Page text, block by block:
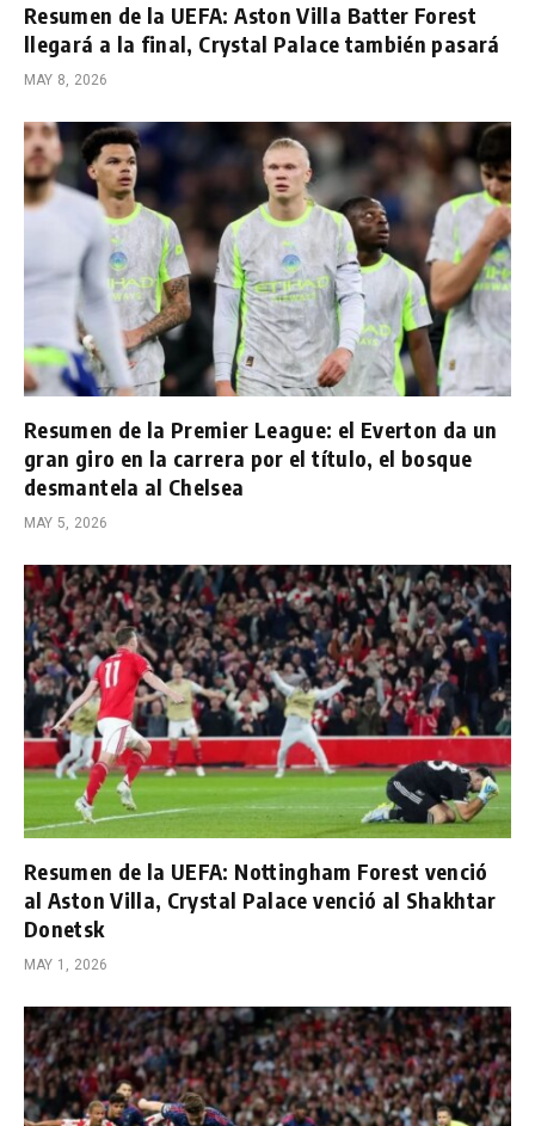
Resumen de la UEFA: Aston Villa Batter Forest
llegará a la final, Crystal Palace también pasará
MAY 8, 2026
Resumen de la Premier League: el Everton da un
gran giro en la carrera por el título, el bosque
desmantela al Chelsea
MAY 5, 2026
Resumen de la UEFA: Nottingham Forest venció
al Aston Villa, Crystal Palace venció al Shakhtar
Donetsk
MAY 1, 2026